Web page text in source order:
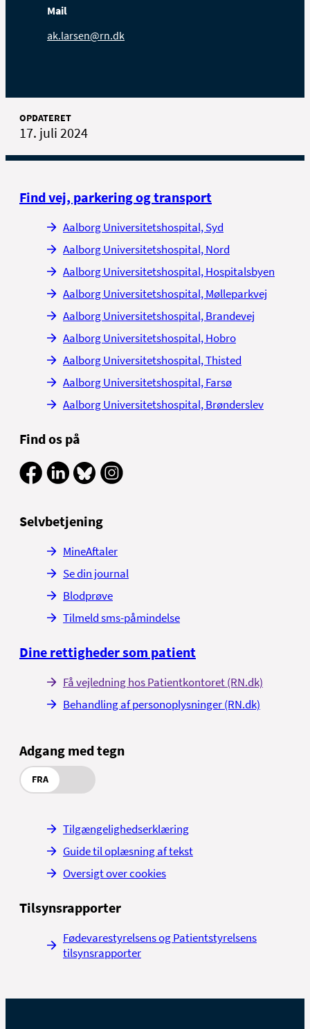
Mail
ak.larsen@rn.dk
OPDATERET
17. juli 2024
Find vej, parkering og transport
Aalborg Universitetshospital, Syd
Aalborg Universitetshospital, Nord
Aalborg Universitetshospital, Hospitalsbyen
Aalborg Universitetshospital, Mølleparkvej
Aalborg Universitetshospital, Brandevej
Aalborg Universitetshospital, Hobro
Aalborg Universitetshospital, Thisted
Aalborg Universitetshospital, Farsø
Aalborg Universitetshospital, Brønderslev
Find os på
Selvbetjening
MineAftaler
Se din journal
Blodprøve
Tilmeld sms-påmindelse
Dine rettigheder som patient
Få vejledning hos Patientkontoret (RN.dk)
Behandling af personoplysninger (RN.dk)
Adgang med tegn
FRA
Tilgængelighedserklæring
Guide til oplæsning af tekst
Oversigt over cookies
Tilsynsrapporter
Fødevarestyrelsens og Patientstyrelsens
tilsynsrapporter